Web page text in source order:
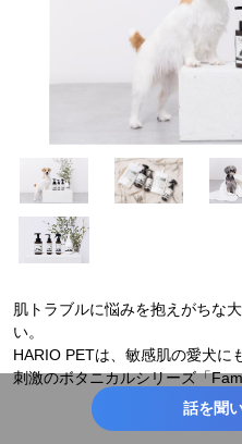
肌トラブルに悩みを抱えがちな
い。
HARIO PETは、敏感肌の愛犬に
刺激のボタニカルシリーズ「
ンアップに加えました。話を聞